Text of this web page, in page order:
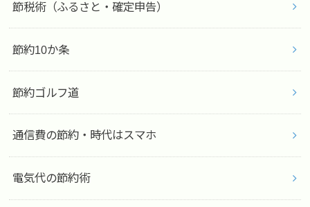
節税術（ふるさと・確定申告）
節約10か条
節約ゴルフ道
通信費の節約・時代はスマホ
電気代の節約術